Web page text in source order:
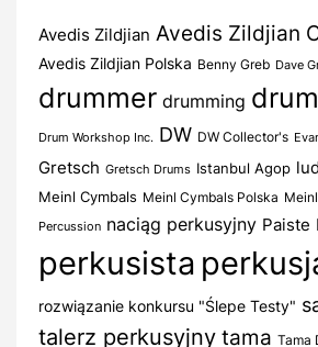
Avedis Zildjian Avedis Zildjian
Avedis Zildjian Polska Benny Greb Dave
drummer drumming
Drum Workshop Inc. DW DW Collector's
Gretsch Gretsch Drums Istanbul Agop
Meinl Cymbals Meinl Cymbals Polska
Percussion naciąg perkusyjny Paiste
perkusista
rozwiązanie konkursu "Ślepe Testy"
talerz perkusyjny tama Tama